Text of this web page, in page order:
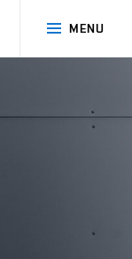
MENU